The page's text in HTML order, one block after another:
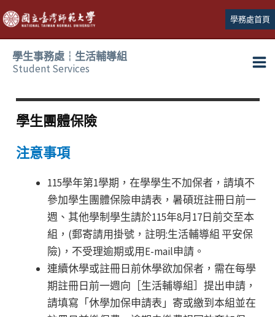
跳
至
主
學務處首頁
學生事務處┆生活輔導組
Student Services
學生團體保險
注意事項
115學年第1學期，在學學生不加保者，請填不
參加學生團體保險申請表，暑碩班註冊日前一
週、其他學制學生請於115年8月17日前交至本
組，(郵寄請用掛號，註明:生活輔導組 平安保
險)，不受理逾期或用E-mail申請。
連續休學或註冊日前休學欲加保者，需在每學
期註冊日前一週向［生活輔導組］提出申請，
請填寫「休學加保申請表」寄或繳到本組並在